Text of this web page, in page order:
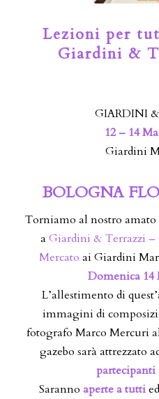
Lezioni per
Giardini &
GIARDINI
12 – 14
Giardini
BOLOGNA
Torniamo al nostro amato
aGiardini & Terrazzi –
Mercato ai Giardini
Domenica 14
L’allestimento di
immagini di
fotografo Marco Mercuri
gazebo sarà attrezzato
Saranno aperte a tutti